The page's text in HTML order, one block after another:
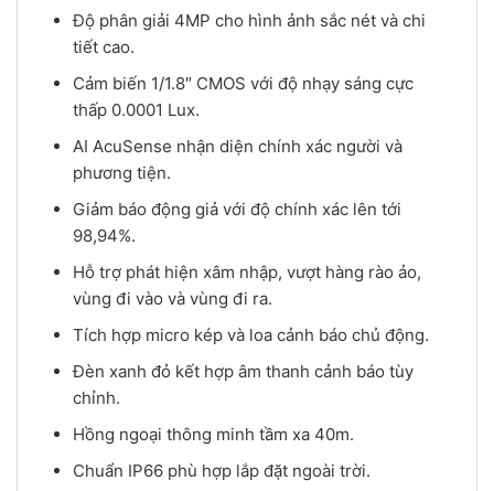
Độ phân giải 4MP cho hình ảnh sắc nét và chi
tiết cao.
Cảm biến 1/1.8″ CMOS với độ nhạy sáng cực
thấp 0.0001 Lux.
AI AcuSense nhận diện chính xác người và
phương tiện.
Giảm báo động giả với độ chính xác lên tới
98,94%.
Hỗ trợ phát hiện xâm nhập, vượt hàng rào ảo,
vùng đi vào và vùng đi ra.
Tích hợp micro kép và loa cảnh báo chủ động.
Đèn xanh đỏ kết hợp âm thanh cảnh báo tùy
chỉnh.
Hồng ngoại thông minh tầm xa 40m.
Chuẩn IP66 phù hợp lắp đặt ngoài trời.